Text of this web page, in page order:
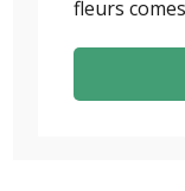
fleurs